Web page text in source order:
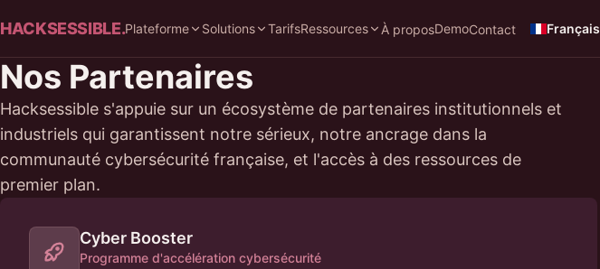
HACKSESSIBLE.Plateforme Solutions TarifsRessources À proposDemoContact Français
Nos Partenaires
Hacksessible s'appuie sur un écosystème de partenaires institutionnels et
industriels qui garantissent notre sérieux, notre ancrage dans la
communauté cybersécurité française, et l'accès à des ressources de
premier plan.
Cyber Booster
Programme d'accélération cybersécurité